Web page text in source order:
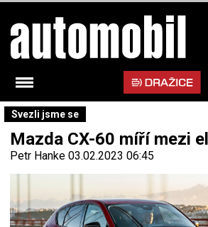
Svezli jsme se
Mazda CX-60 míří mezi
Petr Hanke 03.02.2023 06:45